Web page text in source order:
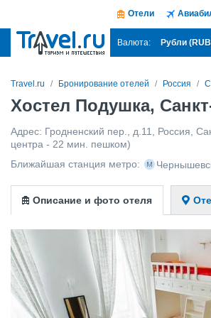
Отели
Валюта: Рубли
Travel.ru Бронирование отелей Россия
Хостел Подушка,
Адрес: Гродненский пер., д.11 Россия
центра - 22 мин. пешком)
Ближайшая станция метро:
Описание и фото отеля